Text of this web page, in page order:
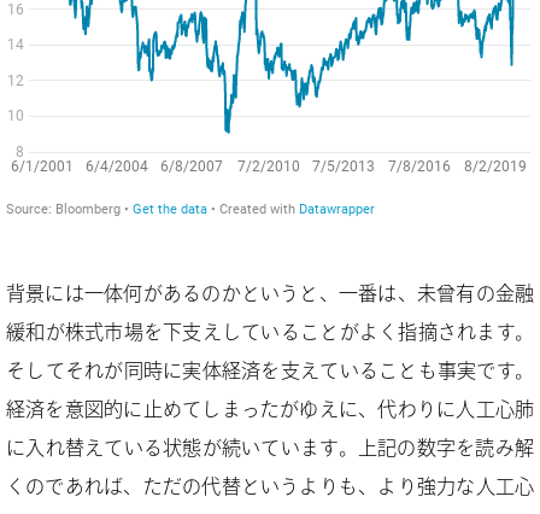
背景には一体何があるのかというと、一番は、未曾有の金融
緩和が株式市場を下支えしていることがよく指摘されます。
そしてそれが同時に実体経済を支えていることも事実です。
経済を意図的に止めてしまったがゆえに、代わりに人工心肺
に入れ替えている状態が続いています。上記の数字を読み解
くのであれば、ただの代替というよりも、より強力な人工心